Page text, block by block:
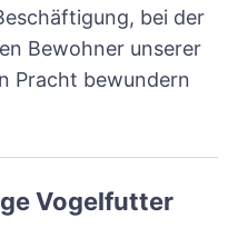
bei der
Bewohner unserer
Pracht bewundern
Vogelfutter